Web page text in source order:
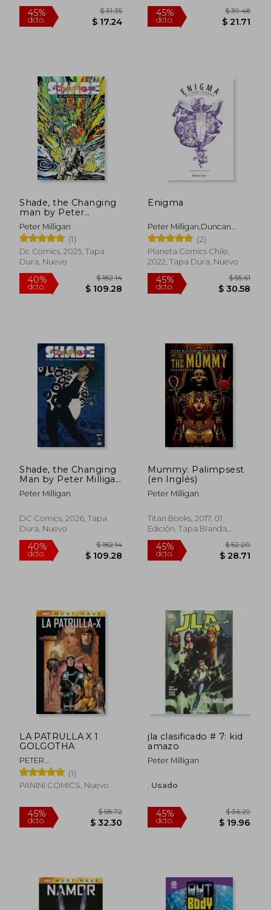
45%
dcto. $ 19.69
40%
dcto.
45%
dcto.
45%
dcto.
Shade, the Changing
man by Peter
Milligan and Chris
Bachalo Omnibus
Vol. 1 (en Inglés)
Peter Milligan
(1)
Dc Comics, 2025, Tapa
Dura, Nuevo
40%
dcto. $ 109.28
Enigma
Peter Milligan,Duncan
Fegredo
(2)
Planeta Comics Chile,
2022, Tapa Dura, Nuevo
45%
dcto.
Shade, the Changing
Man by Peter Milligan
and Chris Bachalo
Omnibus Vol. 2 (en
Peter Milligan
DC Comics, 2026, Tapa
Dura, Nuevo
Mummy: Palimpsest
(en Inglés)
Peter Milligan
Titan Books, 2017, 01
Edición, Tapa Blanda,
Nuevo
LA PATRULLA X 1
GOLGOTHA
PETER
MILLIGAN/SALVADOR
LARROCA
(1)
PANINI COMICS, Nuevo
jla clasificado # 7: kid
amazo
Peter Milligan
Usado